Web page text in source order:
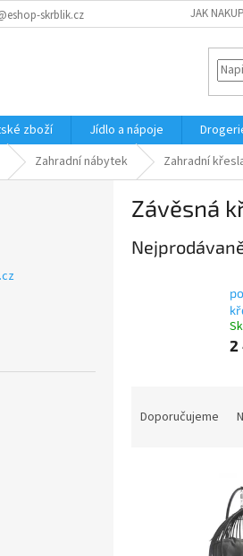
skrblik.cz JAK
zboží Jídlo a nápoje
Zahradní nábytek Zahradní
Závěsná
2
Doporučujeme